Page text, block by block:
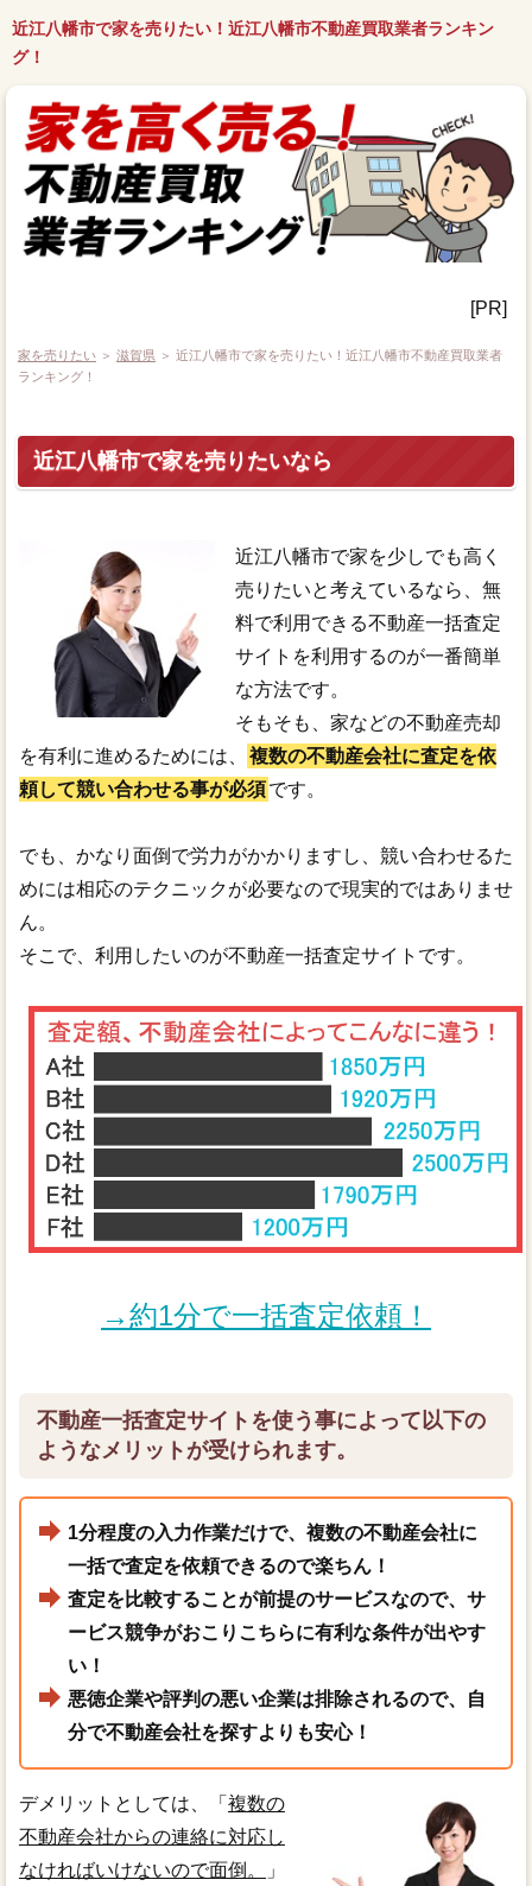
近江八幡市で家を売りたい！近江八幡市不動産買取業者ランキン
グ！
[PR]
家を売りたい ＞ 滋賀県 ＞ 近江八幡市で家を売りたい！近江八幡市不動産買取業者
ランキング！
近江八幡市で家を売りたいなら
近江八幡市で家を少しでも高く
売りたいと考えているなら、無
料で利用できる不動産一括査定
サイトを利用するのが一番簡単
な方法です。
そもそも、家などの不動産売却
を有利に進めるためには、
複数の不動産会社に査定を依
頼して競い合わせる事が必須です。
でも、かなり面倒で労力がかかりますし、競い合わせるた
めには相応のテクニックが必要なので現実的ではありませ
ん。
そこで、利用したいのが不動産一括査定サイトです。
→約1分で一括査定依頼！
不動産一括査定サイトを使う事によって以下の
ようなメリットが受けられます。
1分程度の入力作業だけで、複数の不動産会社に
一括で査定を依頼できるので楽ちん！
査定を比較することが前提のサービスなので、サ
ービス競争がおこりこちらに有利な条件が出やす
い！
悪徳企業や評判の悪い企業は排除されるので、自
分で不動産会社を探すよりも安心！
デメリットとしては、「 複数の
不動産会社からの連絡に対応し
なければいけないので面倒。
」